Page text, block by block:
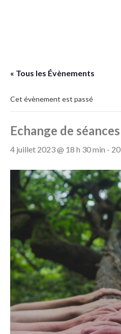
« Tous les Évènements
Cet évènement est passé
Echange de
4 juillet 2023 @ 18 h 30 min -